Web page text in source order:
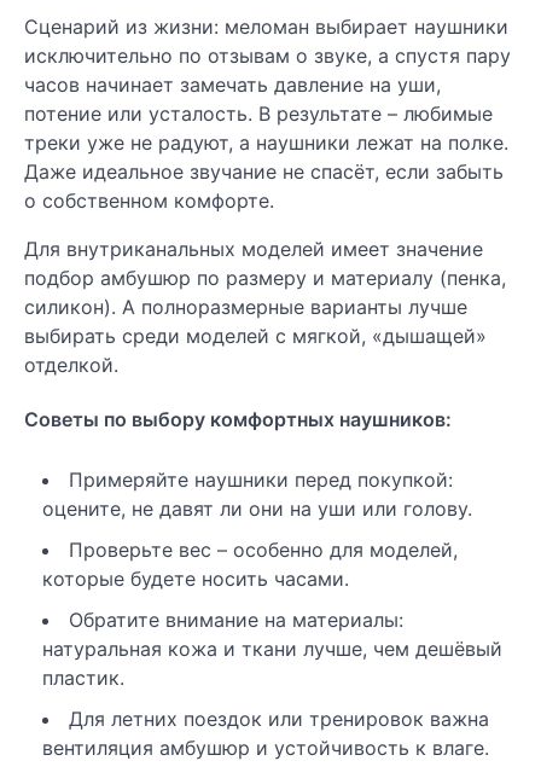
Сценарий из жизни: меломан выбирает наушники
исключительно по отзывам о звуке, а спустя пару
часов начинает замечать давление на уши,
потение или усталость. В результате – любимые
треки уже не радуют, а наушники лежат на полке.
Даже идеальное звучание не спасёт, если забыть
о собственном комфорте.
Для внутриканальных моделей имеет значение
подбор амбушюр по размеру и материалу (пенка,
силикон). А полноразмерные варианты лучше
выбирать среди моделей с мягкой, «дышащей»
отделкой.
Советы по выбору комфортных наушников:
Примеряйте наушники перед покупкой:
оцените, не давят ли они на уши или голову.
Проверьте вес – особенно для моделей,
которые будете носить часами.
Обратите внимание на материалы:
натуральная кожа и ткани лучше, чем дешёвый
пластик.
Для летних поездок или тренировок важна
вентиляция амбушюр и устойчивость к влаге.